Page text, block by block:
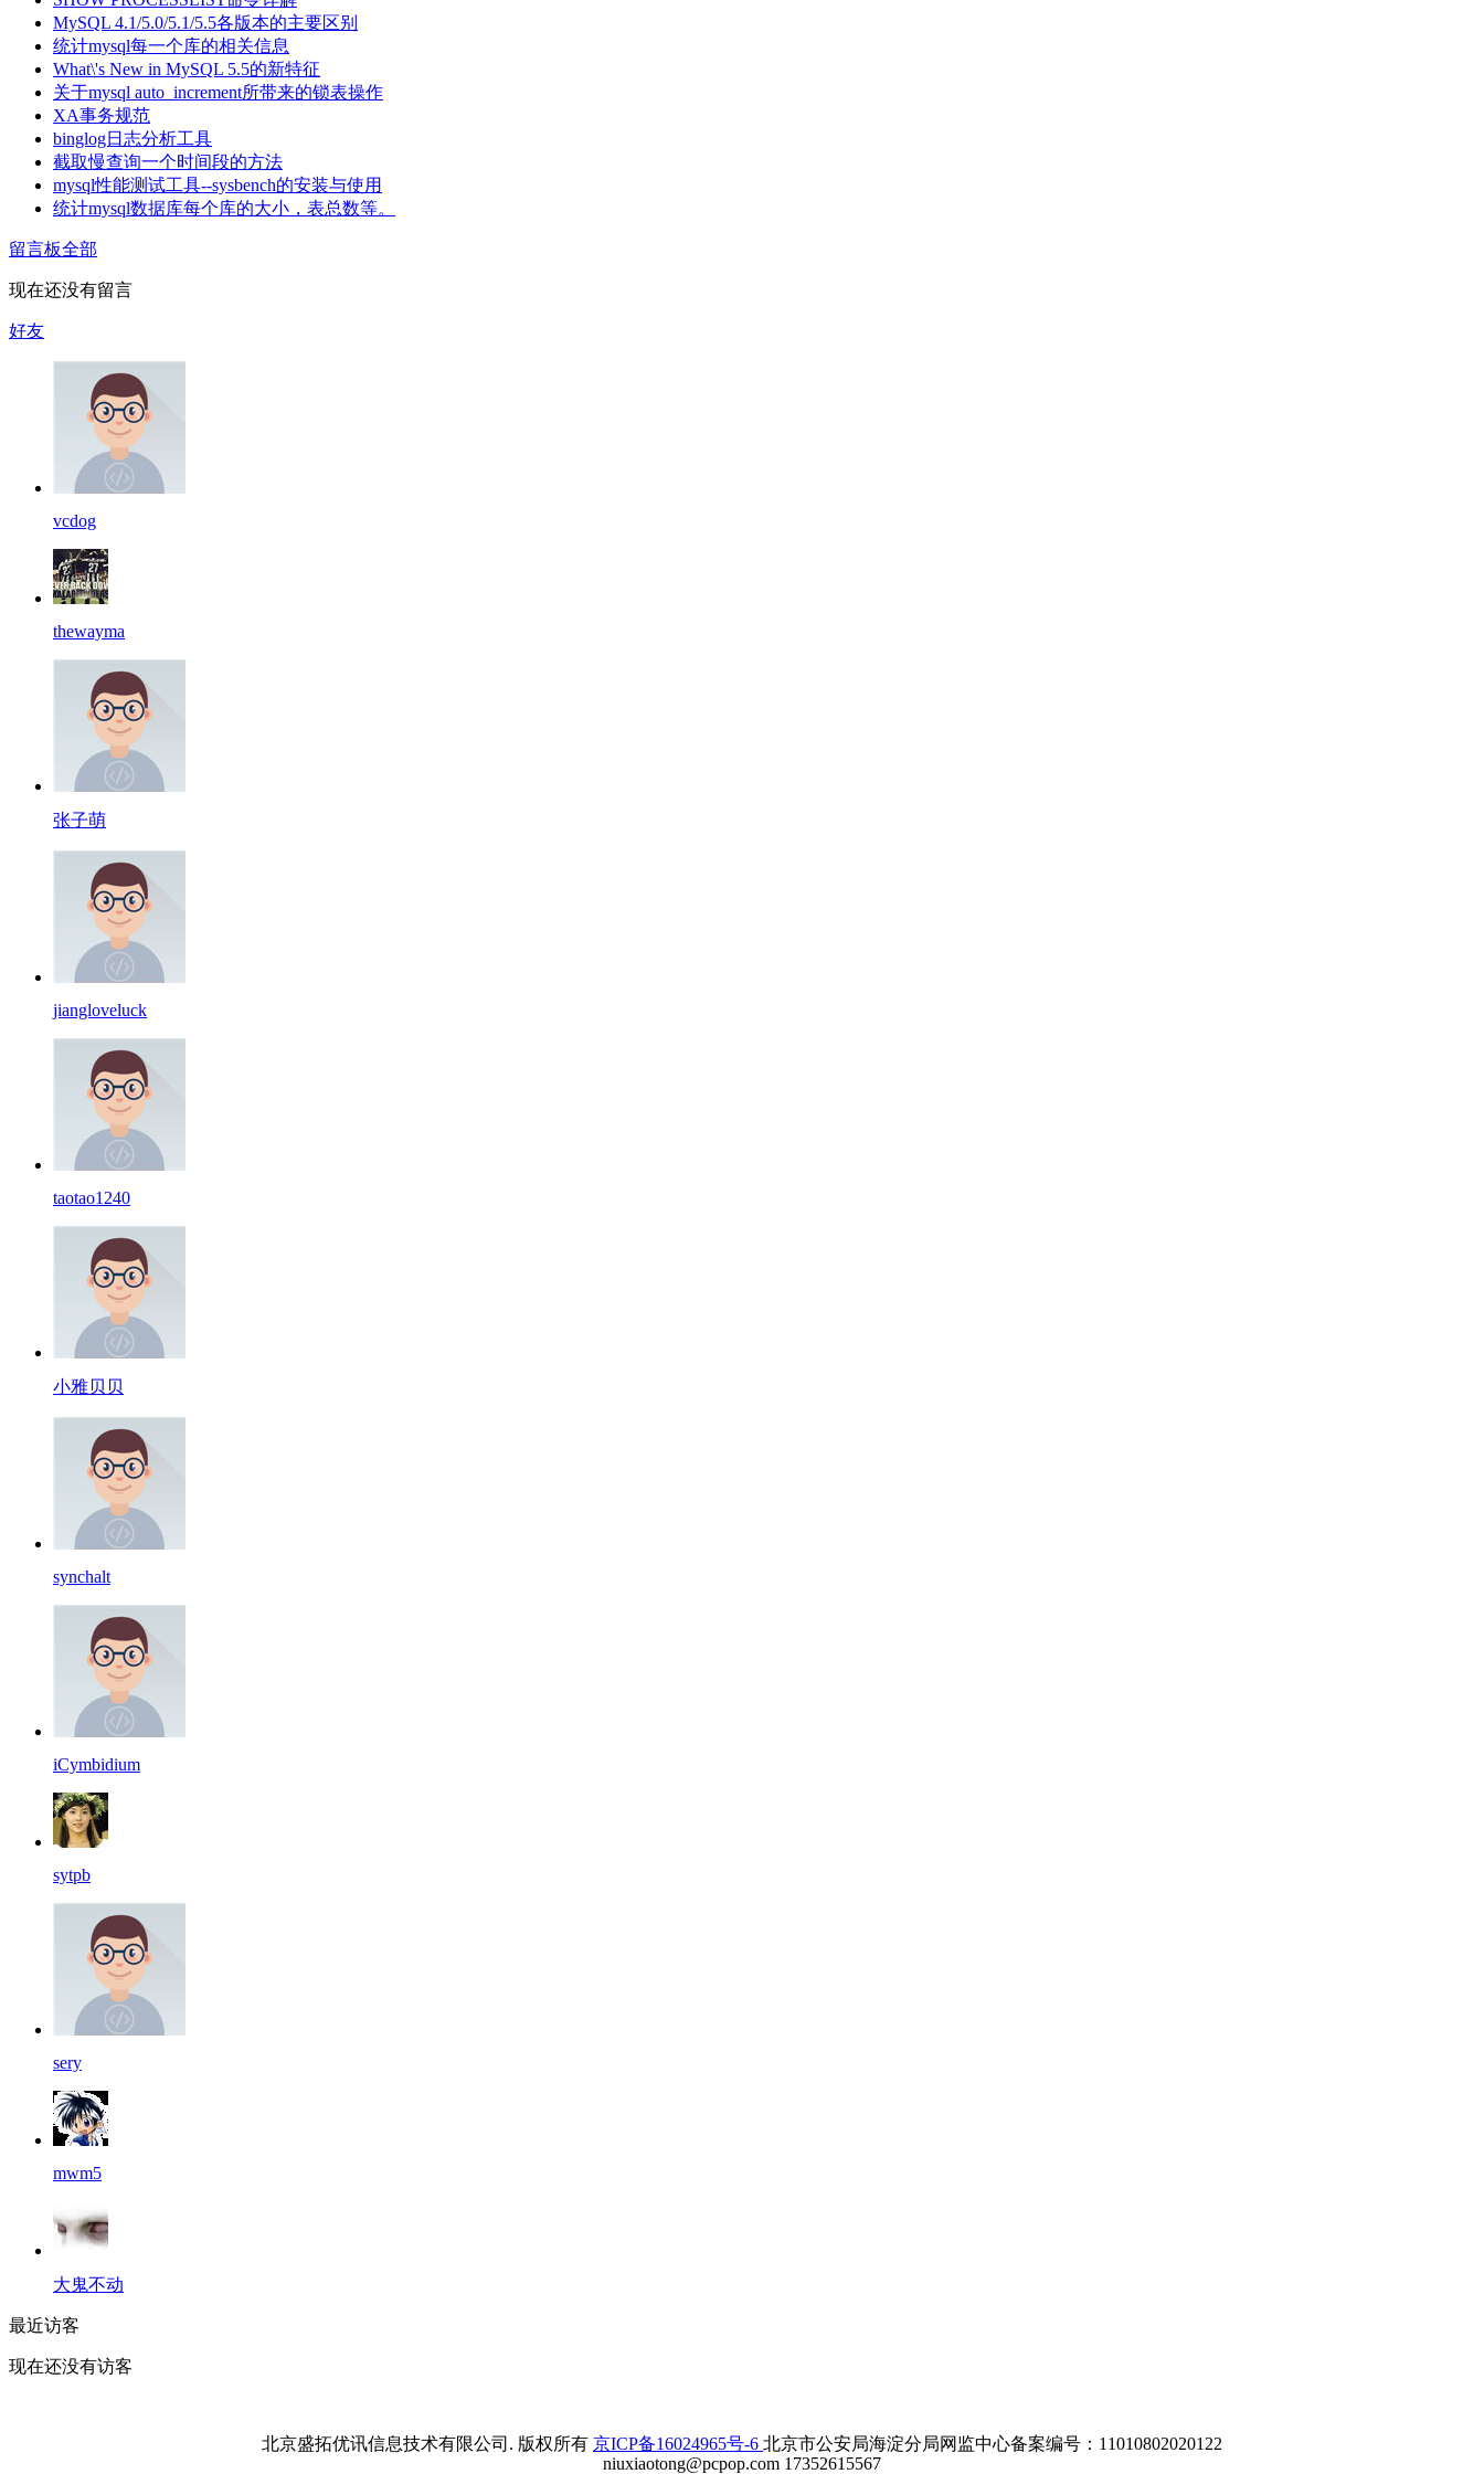
MySQL 4.1/5.0/5.1/5.5各版本的主要区别
统计mysql每一个库的相关信息
What\'s New in MySQL 5.5的新特征
关于mysql auto_increment所带来的锁表操作
XA事务规范
binglog日志分析工具
截取慢查询一个时间段的方法
mysql性能测试工具--sysbench的安装与使用
统计mysql数据库每个库的大小，表总数等。
留言板全部
现在还没有留言
好友
vcdog
thewayma
张子萌
jiangloveluck
taotao1240
小雅贝贝
synchalt
iCymbidium
sytpb
sery
mwm5
大鬼不动
最近访客
现在还没有访客
北京盛拓优讯信息技术有限公司. 版权所有 京ICP备16024965号-6 北京市公安局海淀分局网监中心备案编号：11010802020122
niuxiaotong@pcpop.com 17352615567